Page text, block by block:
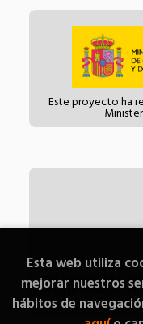
Este proyecto ha
Esta actividad ha
de las librerías de la
Esta web utiliza
mejorar nuestros
hábitos de